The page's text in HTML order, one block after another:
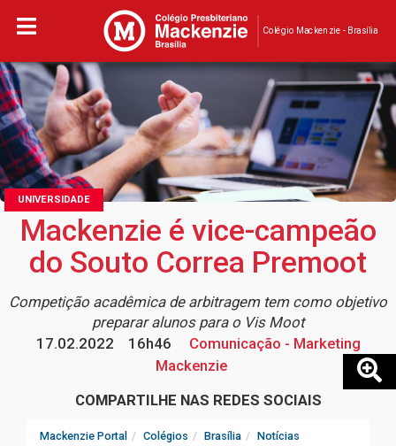
Colégio Mackenzie - Brasília
UNIVERSIDADE
Mackenzie é vice-campeão
do Souto Correa Premoot
Competição acadêmica de arbitragem tem como objetivo
preparar alunos para o Vis Moot
17.02.2022
16h46
Comunicação - Marketing
Mackenzie
COMPARTILHE NAS REDES SOCIAIS
Mackenzie Portal Colégios Brasília
Notícias